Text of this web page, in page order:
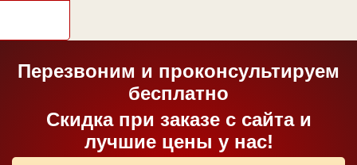
Перезвоним и проконсультируем
бесплатно
Cкидка при заказе с сайта и
лучшие цены у нас!